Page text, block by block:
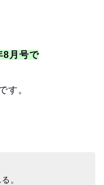
8月号で
す。
。